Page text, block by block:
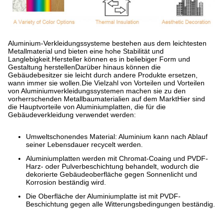
Aluminium-Verkleidungssysteme bestehen aus dem leichtesten
Metallmaterial und bieten eine hohe Stabilität und
Langlebigkeit.Hersteller können es in beliebiger Form und
Gestaltung herstellenDarüber hinaus können die
Gebäudebesitzer sie leicht durch andere Produkte ersetzen,
wann immer sie wollen.Die Vielzahl von Vorteilen und Vorteilen
von Aluminiumverkleidungssystemen machen sie zu den
vorherrschenden Metallbaumaterialien auf dem MarktHier sind
die Hauptvorteile von Aluminiumplatten, die für die
Gebäudeverkleidung verwendet werden:
Umweltschonendes Material: Aluminium kann nach Ablauf
seiner Lebensdauer recycelt werden.
Aluminiumplatten werden mit Chromat-Coaing und PVDF-
Harz- oder Pulverbeschichtung behandelt, wodurch die
dekorierte Gebäudeoberfläche gegen Sonnenlicht und
Korrosion beständig wird.
Die Oberfläche der Aluminiumplatte ist mit PVDF-
Beschichtung gegen alle Witterungsbedingungen beständig.